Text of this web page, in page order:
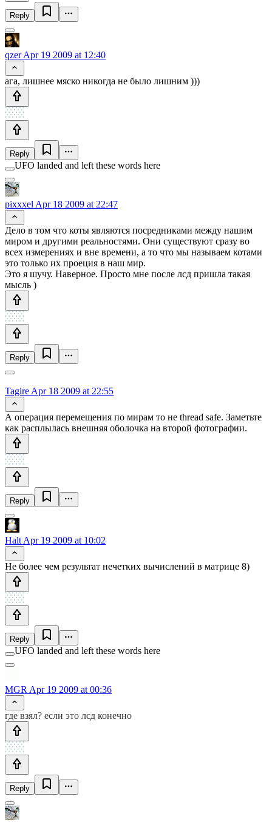
Reply
qzerApr 19 2009 at 12:40
ага, лишнее мяско никогда не было лишним )))
Reply
UFO landed and left these words here
pixxxel Apr 18 2009 at 22:47
Дело в том что коты являются посредниками между нашим
миром и другими реальностями. Они существуют сразу во
всех измерениях и вне времени, а то что мы называем котами
это только их проеция в наш мир.
Это я шучу. Наверное. Просто мне после лсд пришла такая
мысль )
Reply
Tagire Apr 18 2009 at 22:55
А операция перемещения по мирам то не thread safe. Заметьте
как расплылась внешняя оболочка на второй фотографии.
Reply
Halt Apr 19 2009 at 10:02
Не более чем результат нечетких вычислений в матрице 8)
Reply
UFO landed and left these words here
MGR Apr 19 2009 at 00:36
где взял? если это лсд конечно
Reply